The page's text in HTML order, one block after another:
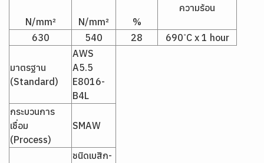
N/mm² N/mm² %
ความร้อน
630 540 28 690 ํC x 1 hour
มาตรฐาน
(Standard)
AWS
A5.5
E8016-
B4L
กระบวนการ
เชื่อม
(Process)
SMAW
ชนิดเบสิก-